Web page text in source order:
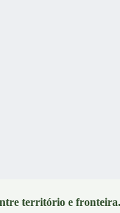
território e fronteira.